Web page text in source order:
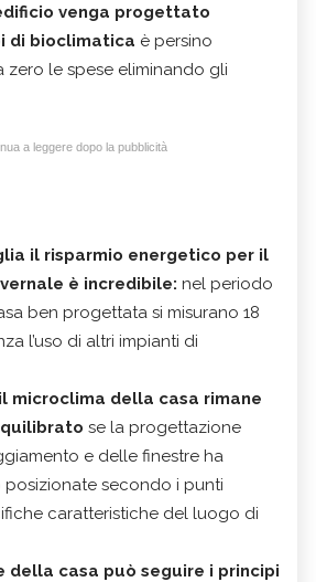
venga progettato
di bioclimatica è persino
zero le spese eliminando gli
a leggere dopo la pubblicità
il risparmio energetico per il
è incredibile: nel periodo
ben progettata si misurano 18
l’uso di altri impianti di
microclima della casa rimane
se la progettazione
e delle finestre ha
posizionate secondo i punti
caratteristiche del luogo di
della casa può seguire i principi